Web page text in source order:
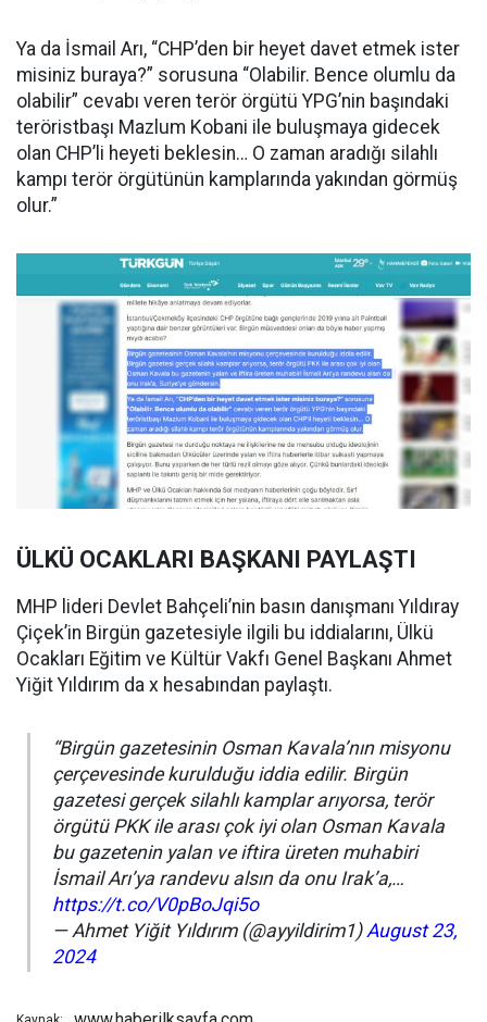
Ya da İsmail Arı, “CHP’den bir heyet davet etmek ister
misiniz buraya?” sorusuna “Olabilir. Bence olumlu da
olabilir” cevabı veren terör örgütü YPG’nin başındaki
teröristbaşı Mazlum Kobani ile buluşmaya gidecek
olan CHP’li heyeti beklesin… O zaman aradığı silahlı
kampı terör örgütünün kamplarında yakından görmüş
olur.”
ÜLKÜ OCAKLARI BAŞKANI PAYLAŞTI
MHP lideri Devlet Bahçeli’nin basın danışmanı Yıldıray
Çiçek’in Birgün gazetesiyle ilgili bu iddialarını, Ülkü
Ocakları Eğitim ve Kültür Vakfı Genel Başkanı Ahmet
Yiğit Yıldırım da x hesabından paylaştı.
“Birgün gazetesinin Osman Kavala’nın misyonu
çerçevesinde kurulduğu iddia edilir. Birgün
gazetesi gerçek silahlı kamplar arıyorsa, terör
örgütü PKK ile arası çok iyi olan Osman Kavala
bu gazetenin yalan ve iftira üreten muhabiri
İsmail Arı’ya randevu alsın da onu Irak’a,…
https://t.co/V0pBoJqi5o
— Ahmet Yiğit Yıldırım (@ayyildirim1)August 23,
2024